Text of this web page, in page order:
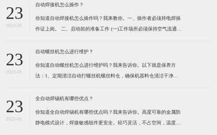
的细微变化。（1）六秒钟之内即可达到300℃。（2）卡式设计的烙
23
2023-09
自动焊接机怎么操作？
你知道自动焊接机怎么操作吗？我来教你。一、操作者必须持电焊操
作证上岗。 ​二、启动前的准备工作 (一)工作场所必须保持空气流通,
易燃物品,以防发生火灾。 (三)检查焊机外壳是否接地,电缆是否破
23
2023-09
自动螺丝机怎么进行维护？
你知道自动螺丝机怎么进行维护吗？我来告诉你。以下就是保养方
法：1、定期清洁自动打螺丝机螺丝料仓，确保机器料仓清洁干净。
量加些润滑脂，保持通风,干燥。 2、定期清洁自动打螺丝机螺丝
23
2023-09
全自动焊锡机有哪些优点？
你知道全自动焊锡机有哪些优点吗？我来告诉你。高度可靠的金属防
静电模式设计，焊接敏感组件更安全。轻巧灵活，不占空间，温度，